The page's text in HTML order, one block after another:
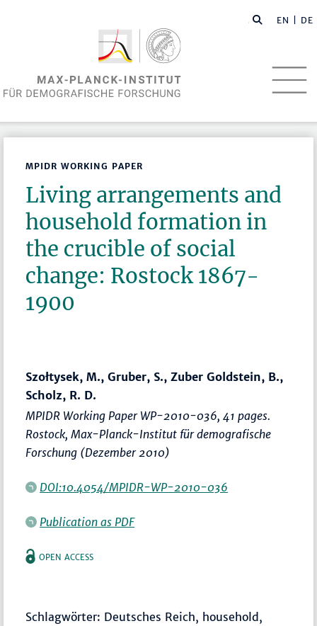
EN | DE
MPIDR WORKING PAPER
Living arrangements and
household formation in
the crucible of social
change: Rostock 1867-
1900
Szołtysek, M., Gruber, S., Zuber Goldstein, B.,
Scholz, R. D.
MPIDR Working Paper WP-2010-036, 41 pages.
Rostock, Max-Planck-Institut für demografische
Forschung (Dezember 2010)
DOI:10.4054/MPIDR-WP-2010-036
Publication as PDF
OPEN ACCESS
Schlagwörter: Deutsches Reich, household,